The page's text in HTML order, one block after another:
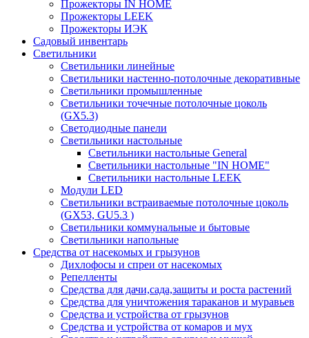
Прожекторы IN HOME
Прожекторы LEEK
Прожекторы ИЭК
Садовый инвентарь
Светильники
Светильники линейные
Светильники настенно-потолочные декоративные
Светильники промышленные
Светильники точечные потолочные цоколь
(GX5.3)
Светодиодные панели
Cветильники настольные
Светильники настольные General
Светильники настольные "IN HOME"
Светильники настольные LEEK
Модули LED
Светильники встраиваемые потолочные цоколь
(GX53, GU5.3 )
Светильники коммунальные и бытовые
Светильники напольные
Средства от насекомых и грызунов
Дихлофосы и спреи от насекомых
Репелленты
Средства для дачи,сада,защиты и роста растений
Средства для уничтожения тараканов и муравьев
Средства и устройства от грызунов
Средства и устройства от комаров и мух